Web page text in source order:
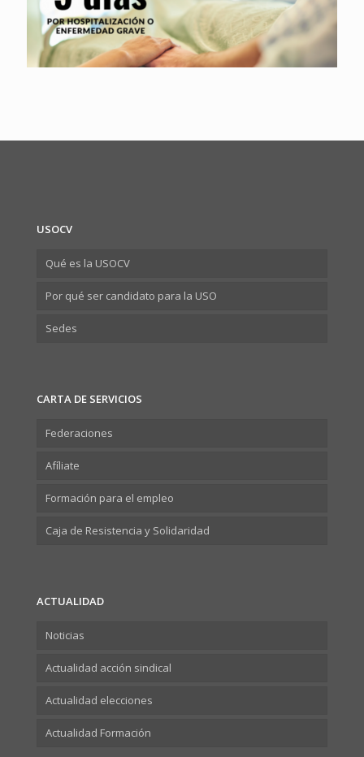
USOCV
Qué es la USOCV
Por qué ser candidato para la USO
Sedes
CARTA DE SERVICIOS
Federaciones
Afíliate
Formación para el empleo
Caja de Resistencia y Solidaridad
ACTUALIDAD
Noticias
Actualidad acción sindical
Actualidad elecciones
Actualidad Formación